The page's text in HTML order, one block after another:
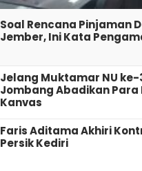
‎Soal Rencana Pinjaman
Jember, Ini Kata
Jelang Muktamar NU ke-
Jombang Abadikan
Kanvas
Faris Aditama Akhiri
Persik Kediri